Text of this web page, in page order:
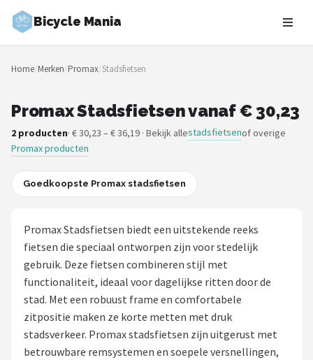
Bicycle Mania
Zoeken
NAVIGATIE
Merken
Blog
Kinderfietsen
Stadsfietsen
Elektrische fietsen
Mountainbikes
Home/Merken/Promax/Stadsfietsen
Promax Stadsfietsen vanaf € 30,23
2 producten· € 30,23 – € 36,19 · Bekijk allestadsfietsenof overige
Promax producten
Goedkoopste Promax stadsfietsen
Promax Stadsfietsen biedt een uitstekende reeks
fietsen die speciaal ontworpen zijn voor stedelijk
gebruik. Deze fietsen combineren stijl met
functionaliteit, ideaal voor dagelijkse ritten door de
stad. Met een robuust frame en comfortabele
zitpositie maken ze korte metten met druk
stadsverkeer. Promax stadsfietsen zijn uitgerust met
betrouwbare remsystemen en soepele versnellingen,